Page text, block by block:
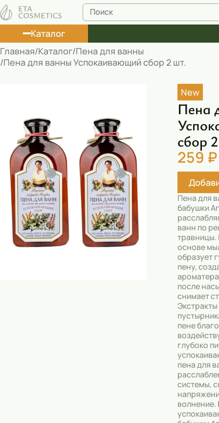
Каталог
Маски косметические
Муссы
Масла
Пена для ванны
Румяна
Скрабы
Блески
Главная Каталог Пена для ванны
Пена для ванны Успокаивающий сбор 2 шт.
New
Пена
сбор
259 ₽
Пена для
бабушки
ванн по
травницы.
основе
образует
пену,
после
снимает
пене
глубоко
пена для
системы,
волнение.